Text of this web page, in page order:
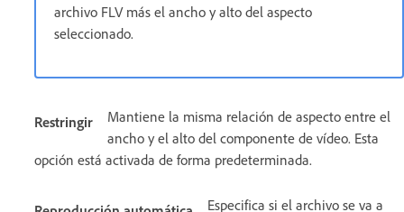
archivo FLV más el ancho y alto del aspecto
seleccionado.
Restringir
Mantiene la misma relación de aspecto entre el
ancho y el alto del componente de vídeo. Esta
opción está activada de forma predeterminada.
Especifica si el archivo se va a